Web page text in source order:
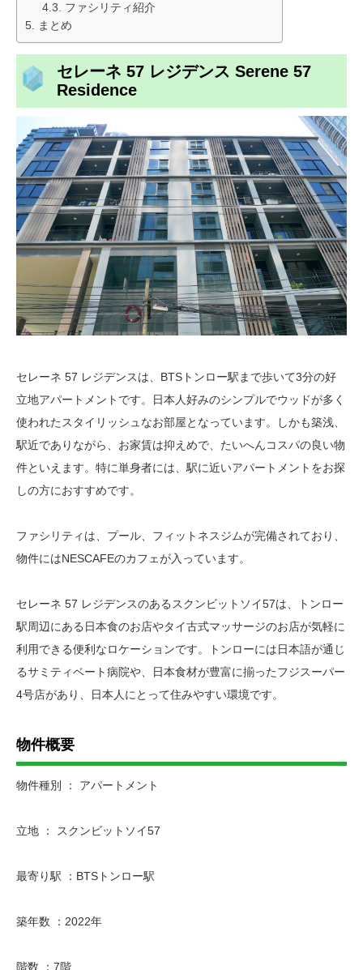
ファシリティ紹介
まとめ
セレーネ 57 レジデンス Serene 57
Residence
セレーネ 57 レジデンスは、BTSトンロー駅まで歩いて3分の好
立地アパートメントです。日本人好みのシンプルでウッドが多く
使われたスタイリッシュなお部屋となっています。しかも築浅、
駅近でありながら、お家賃は抑えめで、たいへんコスパの良い物
件といえます。特に単身者には、駅に近いアパートメントをお探
しの方におすすめです。
ファシリティは、プール、フィットネスジムが完備されており、
物件にはNESCAFEのカフェが入っています。
セレーネ 57 レジデンスのあるスクンビットソイ57は、トンロー
駅周辺にある日本食のお店やタイ古式マッサージのお店が気軽に
利用できる便利なロケーションです。トンローには日本語が通じ
るサミティベート病院や、日本食材が豊富に揃ったフジスーパー
4号店があり、日本人にとって住みやすい環境です。
物件概要
物件種別 ： アパートメント
立地 ： スクンビットソイ57
最寄り駅 ：BTSトンロー駅
築年数 ：2022年
階数 ：7階